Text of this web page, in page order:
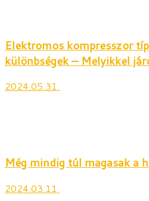
Elektromos kompresszor
különbségek – Melyikkel
2024.05.31.
Még mindig túl magasak a
2024.03.11.